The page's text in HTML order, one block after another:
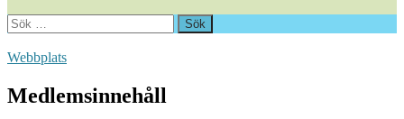
Sök
efter:
Webbplats
Medlemsinnehåll